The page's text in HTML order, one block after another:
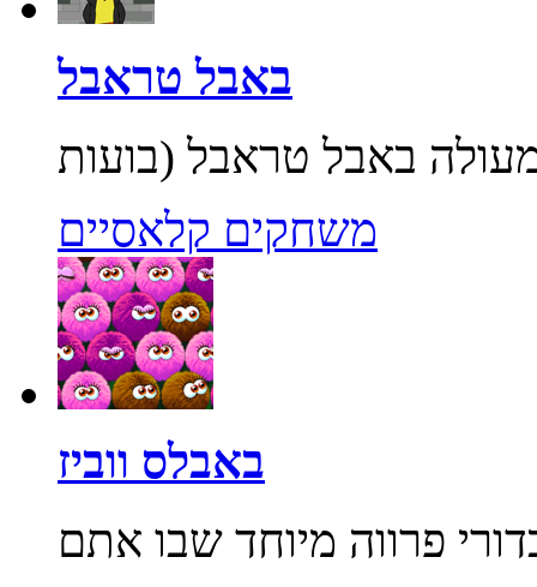
באבל טראבל
משחקים קלאסיים
באבלס ווביז